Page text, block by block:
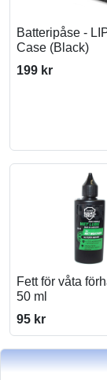
Batteripåse -
Case (Black)
199 kr
Fett för våta
50 ml
95 kr